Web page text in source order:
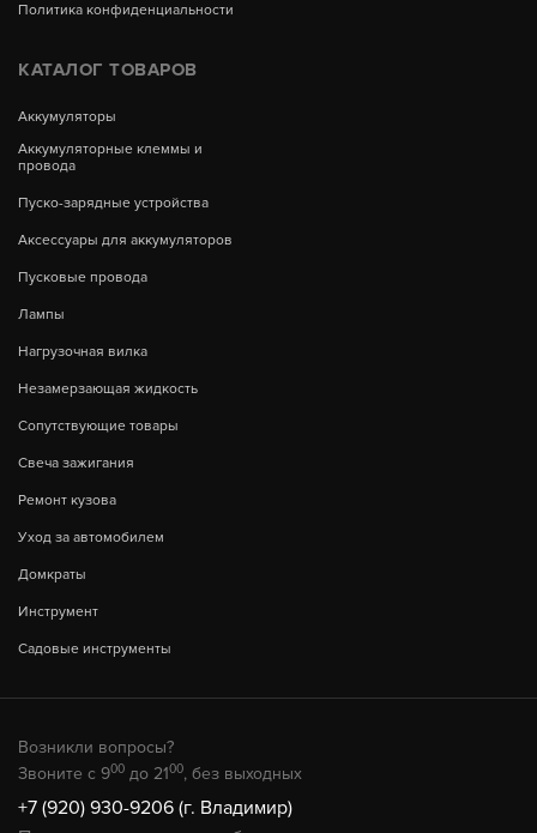
Политика конфиденциальности
КАТАЛОГ ТОВАРОВ
Аккумуляторы
Аккумуляторные клеммы и
провода
Пуско-зарядные устройства
Аксессуары для аккумуляторов
Пусковые провода
Лампы
Нагрузочная вилка
Незамерзающая жидкость
Сопутствующие товары
Свеча зажигания
Ремонт кузова
Уход за автомобилем
Домкраты
Инструмент
Садовые инструменты
Возникли вопросы?
Звоните с 900 до 2100, без выходных
+7 (920) 930-9206 (г. Владимир)